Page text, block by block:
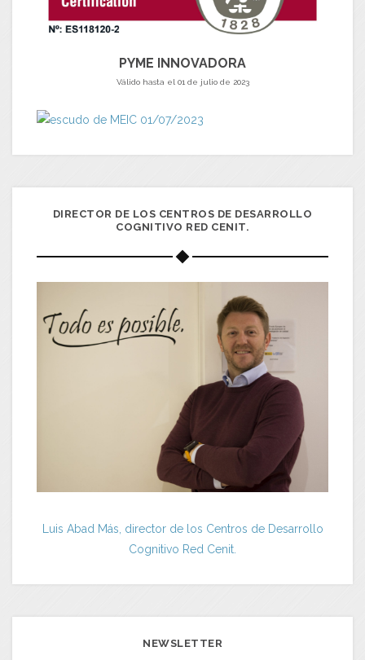
PYME INNOVADORA
Válido hasta el 01 de julio de 2023
DIRECTOR DE LOS CENTROS DE DESARROLLO
COGNITIVO RED CENIT.
Luis Abad Más, director de los Centros de Desarrollo
Cognitivo Red Cenit.
NEWSLETTER